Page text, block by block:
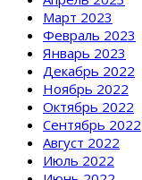
Март 2023
Февраль 2023
Январь 2023
Декабрь 2022
Ноябрь 2022
Октябрь 2022
Сентябрь 2022
Август 2022
Июль 2022